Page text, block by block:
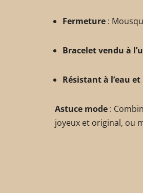
Fermeture :
Bracelet vendu à
Résistant à l’eau
Astuce mode :
joyeux et original, ou